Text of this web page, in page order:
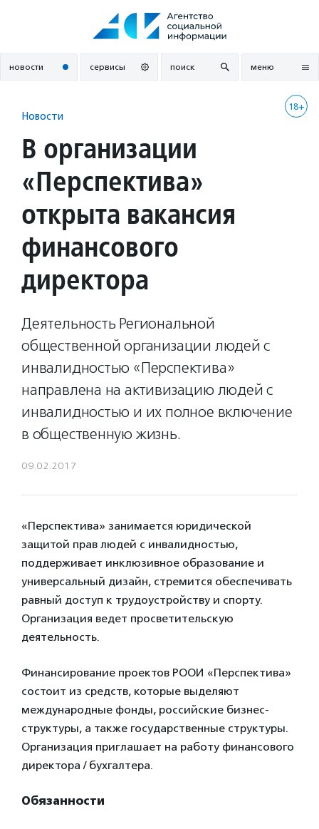
новости сервисы поиск меню
18+
Новости
В организации
«Перспектива»
открыта вакансия
финансового
директора
Деятельность Региональной
общественной организации людей с
инвалидностью «Перспектива»
направлена на активизацию людей с
инвалидностью и их полное включение
в общественную жизнь.
09.02.2017
«Перспектива» занимается юридической
защитой прав людей с инвалидностью,
поддерживает инклюзивное образование и
универсальный дизайн, стремится обеспечивать
равный доступ к трудоустройству и спорту.
Организация ведет просветительскую
деятельность.
Финансирование проектов РООИ «Перспектива»
состоит из средств, которые выделяют
международные фонды, российские бизнес-
структуры, а также государственные структуры.
Организация приглашает на работу финансового
директора / бухгалтера.
Обязанности